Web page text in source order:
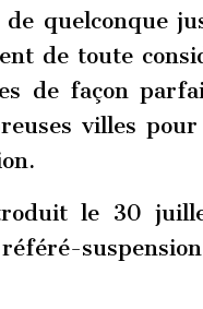
de quelconque
de toute
de façon
villes
le 30